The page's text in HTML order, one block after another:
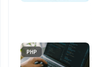
PHP